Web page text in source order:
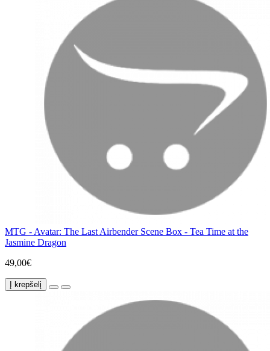
MTG - Avatar: The Last Airbender Scene Box - Tea Time at the
Jasmine Dragon
49,00€
Į krepšelį